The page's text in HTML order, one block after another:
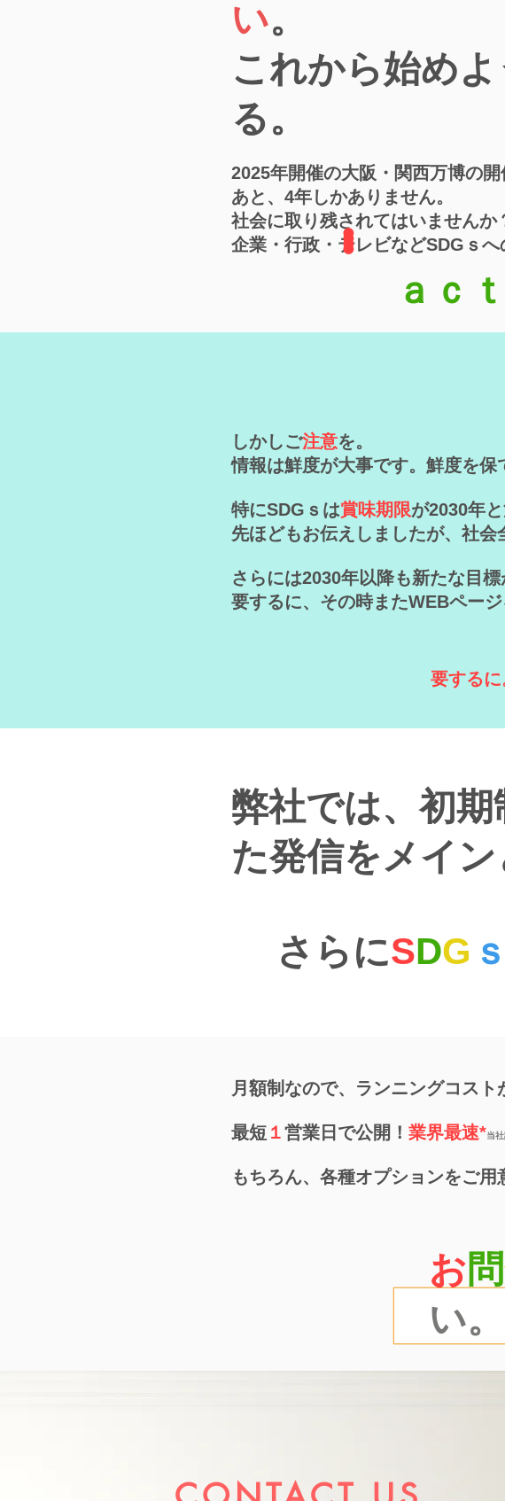
い。
これから始め
る。
2025年開催の大阪・関西万博の
あと、4年しかありません。
社会に取り残されてはいませんか
企業・行政・テレビなどSDGｓへ
ａｃ
しかしご注意を。
情報は鮮度が大事です。鮮度を保
​特にSDGｓは賞味期限が2030年
先ほどもお伝えしましたが、社会
さらには2030年以降も新たな目
要するに、その時またWEBペー
要するに
弊社では、初
た発信をメイン
さらにSDG ｓ
月額制なので、ランニングコスト
最短 １営業日で公開！ 業界最速*当
もちろん、各種オプションをご用
お問
い。